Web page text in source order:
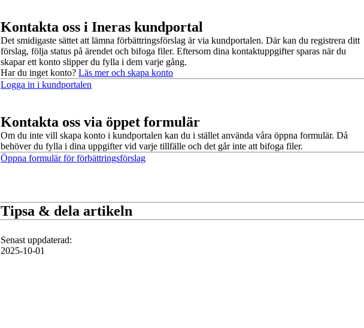
Kontakta oss i Ineras kundportal
Det smidigaste sättet att lämna förbättringsförslag är via kundportalen. Där kan du registrera ditt
förslag, följa status på ärendet och bifoga filer. Eftersom dina kontaktuppgifter sparas när du
skapar ett konto slipper du fylla i dem varje gång.
Har du inget konto? Läs mer och skapa konto
Logga in i kundportalen
Kontakta oss via öppet formulär
Om du inte vill skapa konto i kundportalen kan du i stället använda våra öppna formulär. Då
behöver du fylla i dina uppgifter vid varje tillfälle och det går inte att bifoga filer.
Öppna formulär för förbättringsförslag
Tipsa & dela artikeln
Senast uppdaterad:
2025-10-01